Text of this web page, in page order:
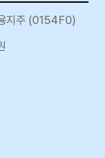
지주 (0154F0)